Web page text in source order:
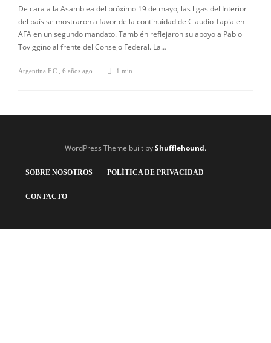
De cara a la Asamblea del próximo 19 de mayo, las ligas del Interior
del país se mostraron a favor de la continuidad de Claudio Tapia en
AFA en un segundo mandato. También reflejaron su apoyo a Pablo
Toviggino al frente del Consejo Federal. La…
Argentina F.C. 6 años ago 1 min
WordPress Theme built byShufflehound.
SOBRE NOSOTROS POLÍTICA DE PRIVACIDAD
CONTACTO